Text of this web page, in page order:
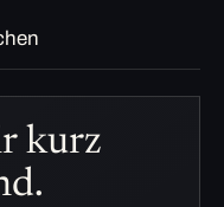
kurz